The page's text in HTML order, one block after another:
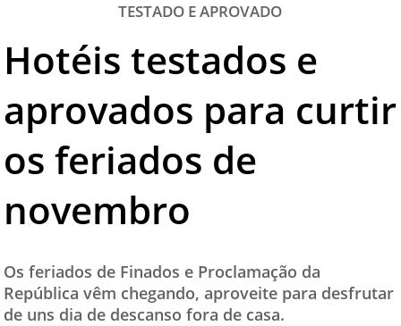
DICAS
TURISMO SA TV
TESTADO E APROVADO
ÚLTIMAS NOTÍCIAS
PARCEIROS
QUEM SOMOS - EQUIPE
CONTATO
TESTADO E APROVADO
Hotéis testados e
aprovados para curtir
os feriados de
novembro
Os feriados de Finados e Proclamação da
República vêm chegando, aproveite para desfrutar
de uns dia de descanso fora de casa.